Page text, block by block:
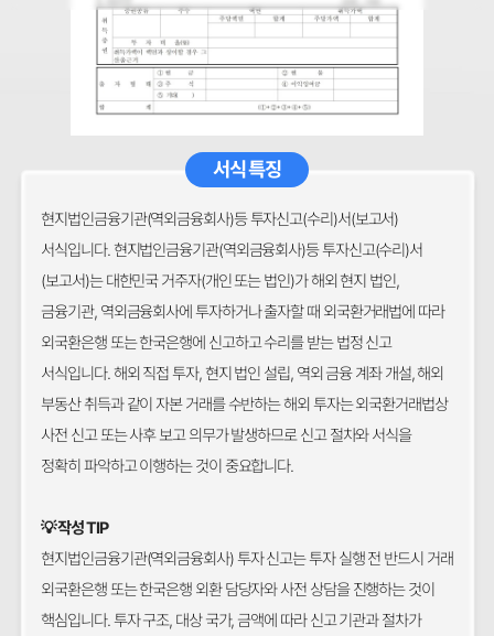
서식 특징
현지법인금융기관(역외금융회사)등 투자신고(수리)서(보고서)
서식입니다. 현지법인금융기관(역외금융회사)등 투자신고(수리)서
(보고서)는 대한민국 거주자(개인 또는 법인)가 해외 현지 법인,
금융기관, 역외금융회사에 투자하거나 출자할 때 외국환거래법에 따라
외국환은행 또는 한국은행에 신고하고 수리를 받는 법정 신고
서식입니다. 해외 직접 투자, 현지 법인 설립, 역외 금융 계좌 개설, 해외
부동산 취득과 같이 자본 거래를 수반하는 해외 투자는 외국환거래법상
사전 신고 또는 사후 보고 의무가 발생하므로 신고 절차와 서식을
정확히 파악하고 이행하는 것이 중요합니다.
💡 작성 TIP
현지법인금융기관(역외금융회사) 투자 신고는 투자 실행 전 반드시 거래
외국환은행 또는 한국은행 외환 담당자와 사전 상담을 진행하는 것이
핵심입니다. 투자 구조, 대상 국가, 금액에 따라 신고 기관과 절차가